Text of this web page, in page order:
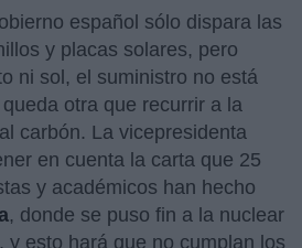
español sólo dispara las
y placas solares, pero
ni sol, el suministro no está
otra que recurrir a la
carbón. La vicepresidenta
en cuenta la carta que 25
y académicos han hecho
, donde se puso fin a la nuclear
y esto hará que no cumplan los